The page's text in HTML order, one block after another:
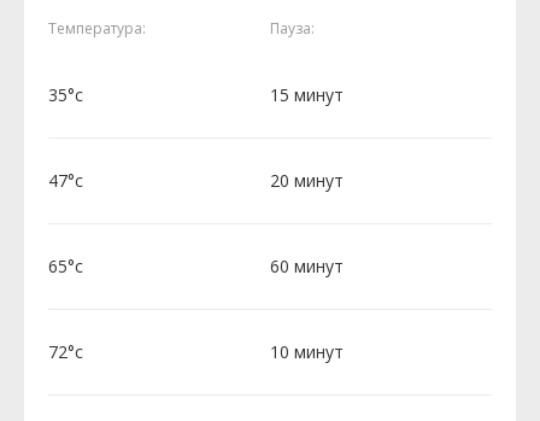
Температура: Пауза:
35°c 15 минут
47°c 20 минут
65°c 60 минут
72°c 10 минут